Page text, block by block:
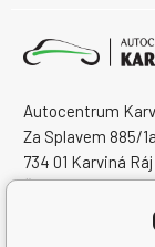
Autocentrum
Za Splavem 885/1a
734 01 Karviná Ráj
Česká Republika